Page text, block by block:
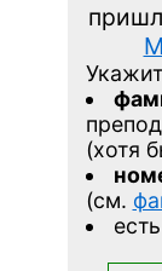
(хотя
(см.